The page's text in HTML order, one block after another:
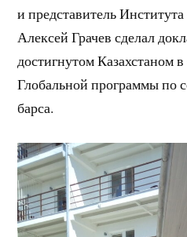
и представитель
Алексей Грачев сделал
достигнутом Казахстаном
Глобальной программы по
барса.